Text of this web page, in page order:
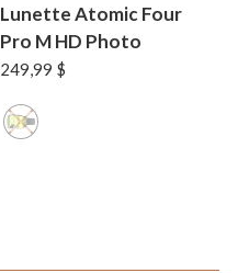
Lunette Atomic Four
Pro M HD Photo
249,99 $